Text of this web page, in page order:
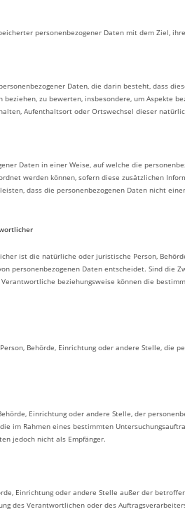
personenbezogener Daten mit dem Ziel,
Daten, die darin besteht, dass
zu bewerten, insbesondere, um Aspekte
Aufenthaltsort oder Ortswechsel dieser
Daten in einer Weise, auf welche die
werden können, sofern diese zusätzlichen
dass die personenbezogenen Daten nicht
ist die natürliche oder juristische Person,
personenbezogenen Daten entscheidet. Sind die
beziehungsweise können die
Behörde, Einrichtung oder andere Stelle, die
Einrichtung oder andere Stelle, der
im Rahmen eines bestimmten
jedoch nicht als Empfänger.
Einrichtung oder andere Stelle außer der
des Verantwortlichen oder des